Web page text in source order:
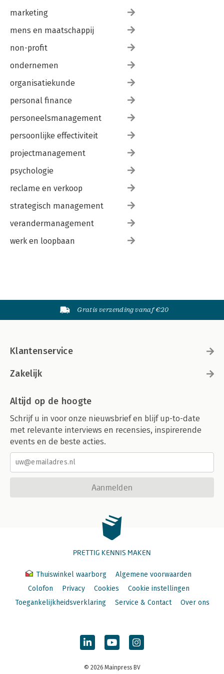
marketing
mens en maatschappij
non-profit
ondernemen
organisatiekunde
personal finance
personeelsmanagement
persoonlijke effectiviteit
projectmanagement
psychologie
reclame en verkoop
strategisch management
verandermanagement
werk en loopbaan
Gratis verzending vanaf €20
Klantenservice
Zakelijk
Altijd op de hoogte
Schrijf u in voor onze nieuwsbrief en blijf up-to-date
met relevante interviews en recensies, inspirerende
events en de beste acties.
Aanmelden
PRETTIG KENNIS MAKEN
Thuiswinkel waarborg
Algemene voorwaarden
Colofon
Privacy Cookies
Cookie instellingen
Toegankelijkheidsverklaring
Service & Contact Over ons
© 2026 Mainpress BV